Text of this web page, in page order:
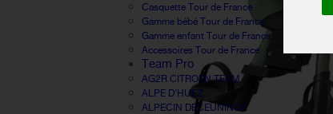
Casquette Tour de France
Gamme bébé Tour de France
Gamme enfant Tour de France
Accessoires Tour de France
Team Pro
AG2R CITROËN TEAM
ALPE D'HUEZ
ALPECIN DECEUNINCK